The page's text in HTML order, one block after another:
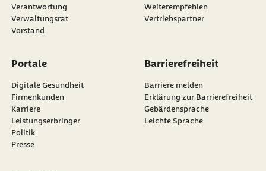
Verantwortung
Verwaltungsrat
Vorstand
externer Link:
Weiterempfehlen
Vertriebspartner
Portale
Digitale Gesundheit
Firmenkunden
Karriere
Leistungserbringer
Politik
Presse
Barrierefreiheit
Barriere melden
Erklärung zur Barrierefreiheit
Gebärdensprache
Leichte Sprache